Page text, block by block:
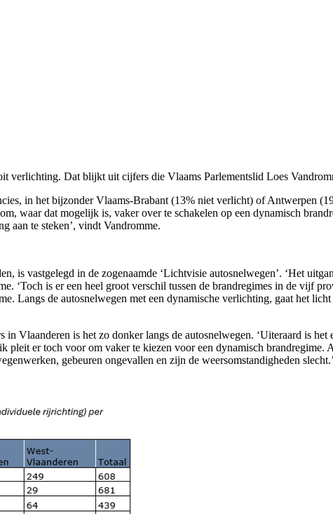
verlichting. Dat blijkt uit cijfers die Vlaams Parlementslid Loes
in het bijzonder Vlaams-Brabant (13% niet verlicht) of Antwerpen
waar dat mogelijk is, vaker over te schakelen op een dynamisch
aan te steken’, vindt Vandromme.
is vastgelegd in de zogenaamde ‘Lichtvisie autosnelwegen’. ‘Het
‘Toch is er een heel groot verschil tussen de brandregimes in de vijf
Langs de autosnelwegen met een dynamische verlichting, gaat het
Vlaanderen is het zo donker langs de autosnelwegen. ‘Uiteraard is het
pleit er toch voor om vaker te kiezen voor een dynamisch
gebeuren ongevallen en zijn de weersomstandigheden slecht.’